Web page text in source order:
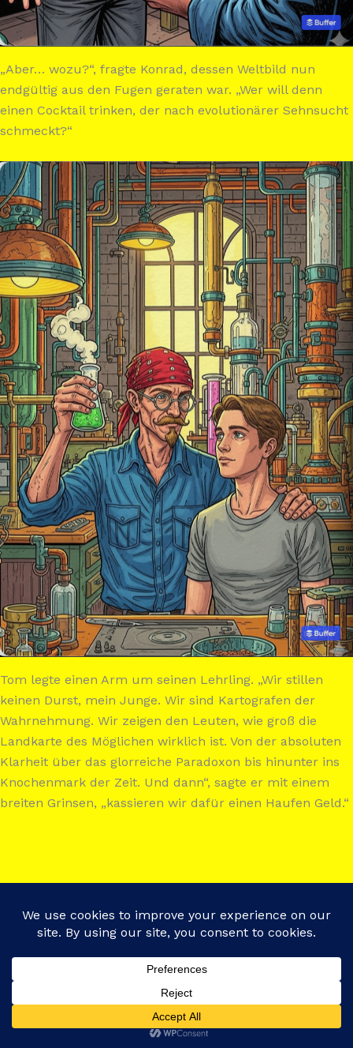
„Aber… wozu?“, fragte Konrad, dessen Weltbild nun
endgültig aus den Fugen geraten war. „Wer will denn
einen Cocktail trinken, der nach evolutionärer Sehnsucht
schmeckt?“
Tom legte einen Arm um seinen Lehrling. „Wir stillen
keinen Durst, mein Junge. Wir sind Kartografen der
Wahrnehmung. Wir zeigen den Leuten, wie groß die
Landkarte des Möglichen wirklich ist. Von der absoluten
Klarheit über das glorreiche Paradoxon bis hinunter ins
Knochenmark der Zeit. Und dann“, sagte er mit einem
breiten Grinsen, „kassieren wir dafür einen Haufen Geld.“
Copyright © 2026 Zyankali Bar Berlin - Institut für
Unterhaltungschemie | Powered by
Theme